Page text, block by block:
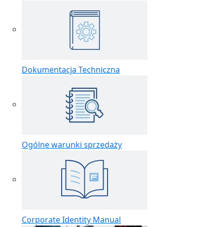
Dokumentacja Techniczna
Ogólne warunki sprzedaży
Corporate Identity Manual